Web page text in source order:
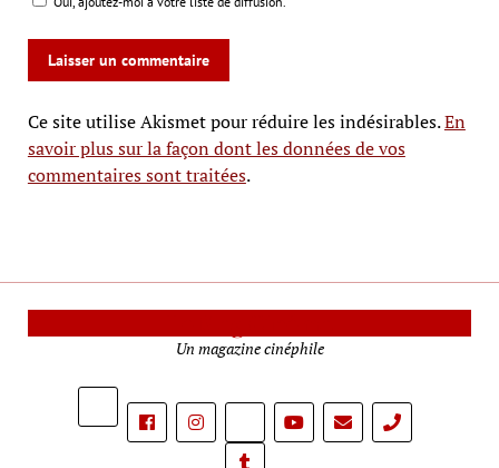
Ce site utilise Akismet pour réduire les indésirables.En
savoir plus sur la façon dont les données de vos
commentaires sont traitées.
Un magazine cinéphile
phone